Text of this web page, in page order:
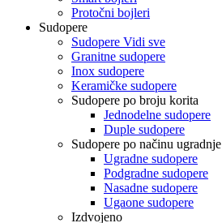
Protočni bojleri
Sudopere
Sudopere Vidi sve
Granitne sudopere
Inox sudopere
Keramičke sudopere
Sudopere po broju korita
Jednodelne sudopere
Duple sudopere
Sudopere po načinu ugradnje
Ugradne sudopere
Podgradne sudopere
Nasadne sudopere
Ugaone sudopere
Izdvojeno